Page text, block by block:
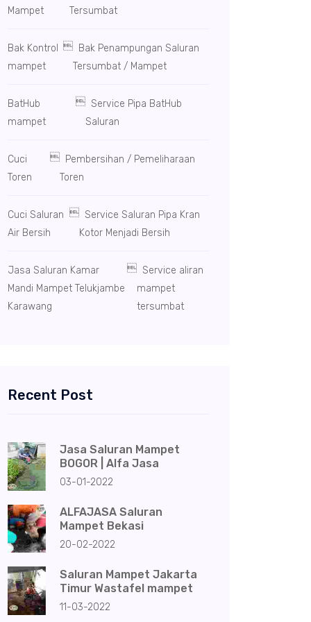
Mampet Tersumbat
Bak Kontrol
mampet
 Bak Penampungan Saluran
Tersumbat / Mampet
BatHub
mampet
 Service Pipa BatHub
Saluran
Cuci
Toren
 Pembersihan / Pemeliharaan
Toren
Cuci Saluran
Air Bersih
Service Saluran Pipa Kran
Kotor Menjadi Bersih
Jasa Saluran Kamar
Mandi Mampet Telukjambe
Karawang
Service aliran
mampet
tersumbat
Recent Post
Jasa Saluran Mampet
BOGOR | Alfa Jasa
03-01-2022
ALFAJASA Saluran
Mampet Bekasi
20-02-2022
Saluran Mampet Jakarta
Timur Wastafel mampet
11-03-2022